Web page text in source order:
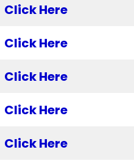
Click Here
Click Here
Click Here
Click Here
Click Here